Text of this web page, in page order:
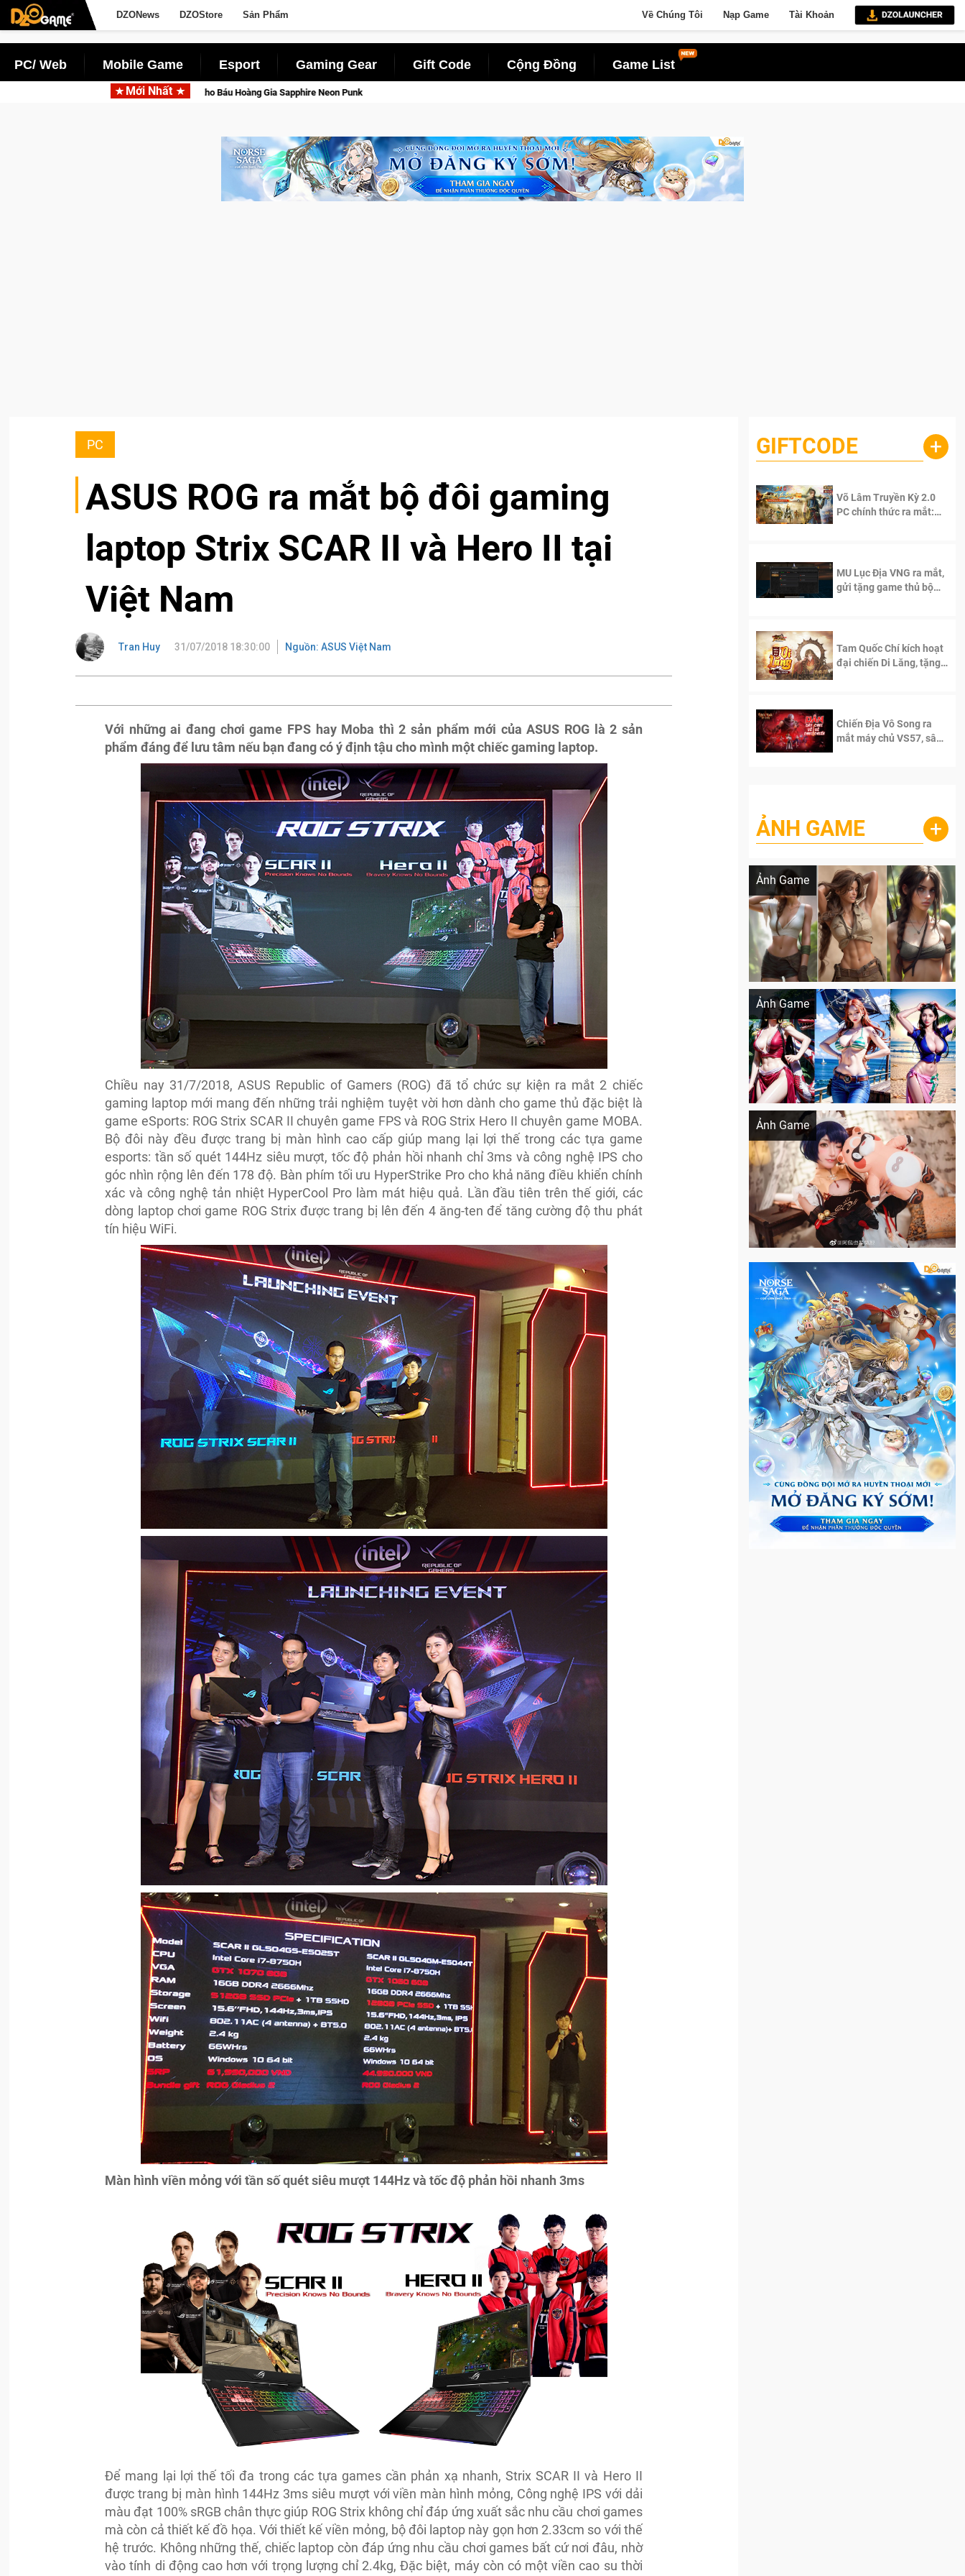
DZONews DZOStore Sản Phẩm Về Chúng Tôi Nạp Game Tài Khoản
PC/ Web Mobile Game Esport Gaming Gear Gift Code Cộng Đồng Game List
Mới Nhất
đèn với Kho Báu Hoàng Gia Sapphire Neon Punk
PC
ASUS ROG ra mắt bộ đôi gaming
laptop Strix SCAR II và Hero II tại
Việt Nam
Tran Huy 31/07/2018 18:30:00 Nguồn: ASUS Việt Nam
Với những ai đang chơi game FPS hay Moba thì 2 sản phẩm mới của ASUS ROG là 2 sản
phẩm đáng để lưu tâm nếu bạn đang có ý định tậu cho mình một chiếc gaming laptop.
Chiều nay 31/7/2018, ASUS Republic of Gamers (ROG) đã tổ chức sự kiện ra mắt 2 chiếc
gaming laptop mới mang đến những trải nghiệm tuyệt vời hơn dành cho game thủ đặc biệt là
game eSports: ROG Strix SCAR II chuyên game FPS và ROG Strix Hero II chuyên game MOBA.
Bộ đôi này đều được trang bị màn hình cao cấp giúp mang lại lợi thế trong các tựa game
esports: tần số quét 144Hz siêu mượt, tốc độ phản hồi nhanh chỉ 3ms và công nghệ IPS cho
góc nhìn rộng lên đến 178 độ. Bàn phím tối ưu HyperStrike Pro cho khả năng điều khiển chính
xác và công nghệ tản nhiệt HyperCool Pro làm mát hiệu quả. Lần đầu tiên trên thế giới, các
dòng laptop chơi game ROG Strix được trang bị lên đến 4 ăng-ten để tăng cường độ thu phát
tín hiệu WiFi.
Màn hình viền mỏng với tần số quét siêu mượt 144Hz và tốc độ phản hồi nhanh 3ms
Để mang lại lợi thế tối đa trong các tựa games cần phản xạ nhanh, Strix SCAR II và Hero II
được trang bị màn hình 144Hz 3ms siêu mượt với viền màn hình mỏng, Công nghệ IPS với dải
màu đạt 100% sRGB chân thực giúp ROG Strix không chỉ đáp ứng xuất sắc nhu cầu chơi games
mà còn cả thiết kế đồ họa. Với thiết kế viền mỏng, bộ đôi laptop này gọn hơn 2.33cm so với thế
hệ trước. Không những thế, chiếc laptop còn đáp ứng nhu cầu chơi games bất cứ nơi đâu, nhờ
vào tính di động cao hơn với trọng lượng chỉ 2.4kg, Đặc biệt, máy còn có một viền cao su thời
GIFTCODE +
Võ Lâm Truyền Kỳ 2.0
PC chính thức ra mắt:
MU Lục Địa VNG ra mắt,
gửi tặng game thủ bộ
Tam Quốc Chí kích hoạt
đại chiến Di Lăng, tặng
Chiến Địa Vô Song ra
mắt máy chủ VS57, sân
ẢNH GAME +
Ảnh Game
Lala Croft vừa nóng vừa xinh dưới nét vẽ
Ảnh Game
Khi AI Cosplay gái đẹp One Piece
Ảnh Game
Cosplay Xiangling siêu cute